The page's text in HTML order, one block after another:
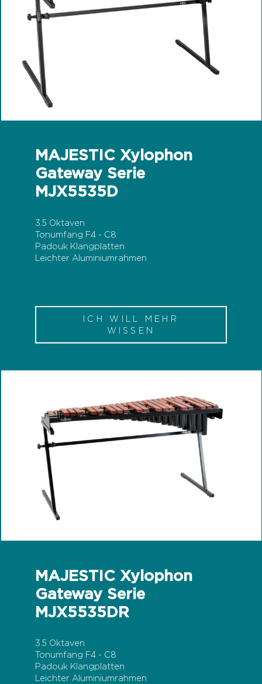
MAJESTIC Xylophon
Gateway Serie
MJX5535D
3.5 Oktaven
Tonumfang F4 - C8
Padouk Klangplatten
Leichter Aluminiumrahmen
ICH WILL MEHR
WISSEN
MAJESTIC Xylophon
Gateway Serie
MJX5535DR
3.5 Oktaven
Tonumfang F4 - C8
Padouk Klangplatten
Leichter Aluminiumrahmen